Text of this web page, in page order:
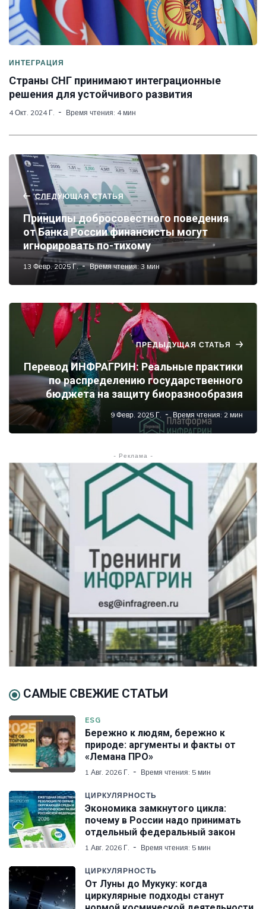
ИНТЕГРАЦИЯ
Страны СНГ принимают интеграционные
решения для устойчивого развития
4 Окт. 2024 Г. Время чтения: 4 мин
СЛЕДУЮЩАЯ СТАТЬЯ
Принципы добросовестного поведения
от Банка России финансисты могут
игнорировать по-тихому
13 Февр. 2025 Г. Время чтения: 3 мин
ПРЕДЫДУЩАЯ СТАТЬЯ
Перевод ИНФРАГРИН: Реальные практики
по распределению государственного
бюджета на защиту биоразнообразия
9 Февр. 2025 Г. Время чтения: 2 мин
- Реклама -
САМЫЕ СВЕЖИЕ СТАТЬИ
ESG
Бережно к людям, бережно к
природе: аргументы и факты от
«Лемана ПРО»
1 Авг. 2026 Г. Время чтения: 5 мин
ЦИРКУЛЯРНОСТЬ
Экономика замкнутого цикла:
почему в России надо принимать
отдельный федеральный закон
1 Авг. 2026 Г. Время чтения: 5 мин
ЦИРКУЛЯРНОСТЬ
От Луны до Мукуку: когда
циркулярные подходы станут